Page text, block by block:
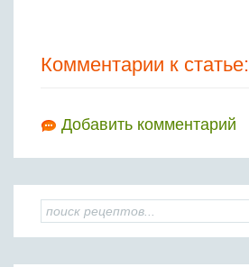
Комментарии к статье:
Добавить комментарий